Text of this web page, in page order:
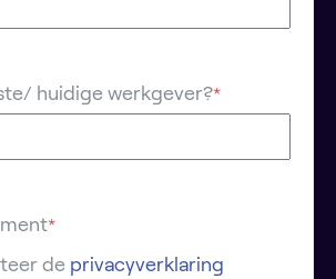
huidige werkgever?*
*
de privacyverklaring